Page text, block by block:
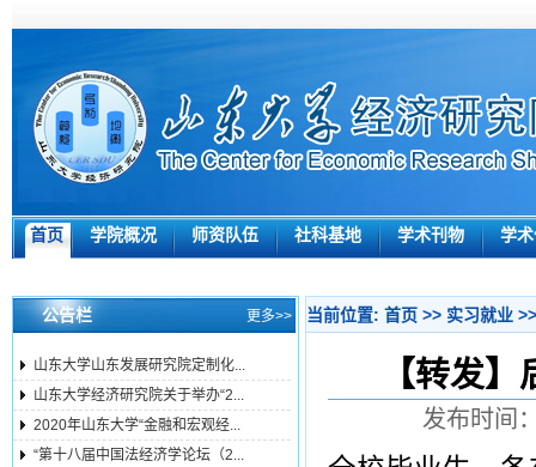
首页 学院概况 师资队伍 社科基地 学术刊物 学
公告栏 更多>>
山东大学山东发展研究院定制化...
山东大学经济研究院关于举办“2...
2020年山东大学“金融和宏观经...
“第十八届中国法经济学论坛（2...
当前位置: 首页 >> 实习就业
【转发
发布时间